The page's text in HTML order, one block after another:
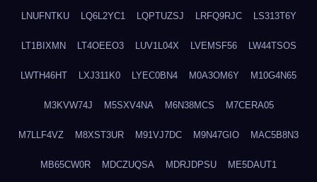
LNUFNTKU LQ6L2YC1 LQPTUZSJ LRFQ9RJC LS313T6Y
LT1BIXMN LT4OEEO3 LUV1L04X LVEMSF56 LW44TSOS
LWTH46HT LXJ311K0 LYEC0BN4 M0A3OM6Y M10G4N65
M3KVW74J M5SXV4NA M6N38MCS M7CERA05
M7LLF4VZ M8XST3UR M91VJ7DC M9N47GIO MAC5B8N3
MB65CW0R MDCZUQSA MDRJDPSU ME5DAUT1